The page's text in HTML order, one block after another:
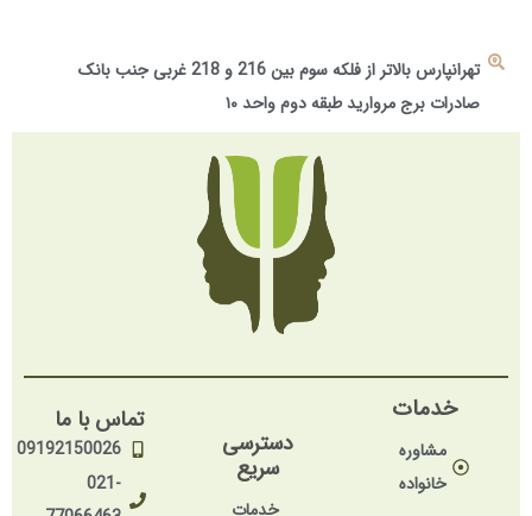
تهرانپارس بالاتر از فلکه سوم بین 216 و 218 غربی جنب بانک
صادرات برج مروارید طبقه دوم واحد ۱۰
خدمات
مشاوره
خانواده
دسترسی
سریع
خدمات
تماس با ما
09192150026